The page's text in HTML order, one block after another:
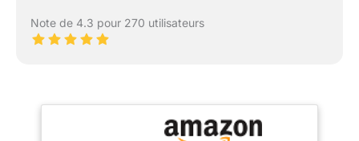
Note de 4.3 pour 270 utilisateurs